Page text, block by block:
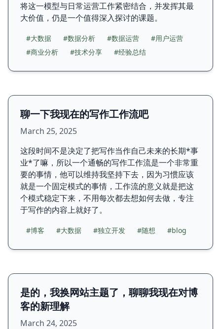
将这一模型与日常运营工作紧密结合，并发挥其最
大价值，仍是一个值得深入探讨的课题。
#大数据 #数据分析 #数据运营
#用户运营
#商业分析
#技术分享 #经验总结
聊一下我现在的写作工作流吧
March 25, 2025
这段时间不是决定了把写作当作自己未来的长期*事
业*了嘛，所以一个通畅的写作工作流是一个非常重
要的事情，他可以维持我坚持下去，因为习惯应该
就是一个固定模式的事情，工作流的意义就是把这
个模式稳定下来，不用每次都去想如何去做，专注
于写作的内容上就好了。
#博客 #大数据 #独立开发 #随想 #blog
是的，我换网站主题了，聊聊我现在对博
客的新理解
March 24, 2025